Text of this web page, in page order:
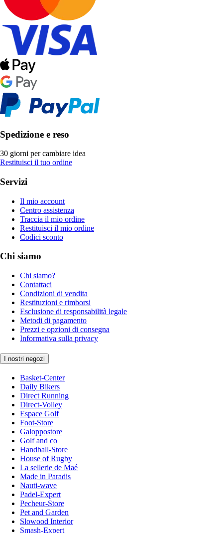
Spedizione e reso
30 giorni per cambiare idea
Restituisci il tuo ordine
Servizi
Il mio account
Centro assistenza
Traccia il mio ordine
Restituisci il mio ordine
Codici sconto
Chi siamo
Chi siamo?
Contattaci
Condizioni di vendita
Restituzioni e rimborsi
Esclusione di responsabilità legale
Metodi di pagamento
Prezzi e opzioni di consegna
Informativa sulla privacy
I nostri negozi
Basket-Center
Daily Bikers
Direct Running
Direct-Volley
Espace Golf
Foot-Store
Galoppostore
Golf and co
Handball-Store
House of Rugby
La sellerie de Maé
Made in Paradis
Nauti-wave
Padel-Expert
Pecheur-Store
Pet and Garden
Slowood Interior
Smash-Expert